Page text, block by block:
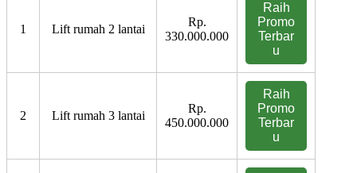
1 Lift rumah 2 lantai
Rp.
330.000.000
Raih
Promo
Terbar
u
2 Lift rumah 3 lantai
Rp.
450.000.000
Raih
Promo
Terbar
u